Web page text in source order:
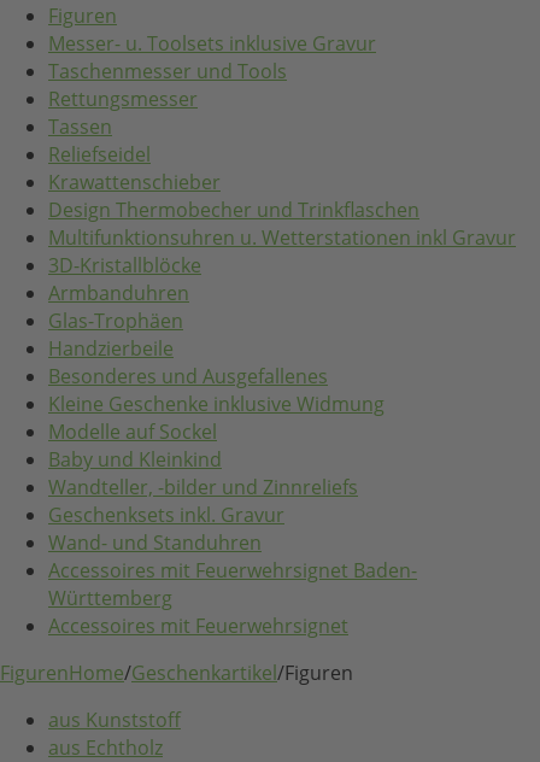
Figuren
Messer- u. Toolsets inklusive Gravur
Taschenmesser und Tools
Rettungsmesser
Tassen
Reliefseidel
Krawattenschieber
Design Thermobecher und Trinkflaschen
Multifunktionsuhren u. Wetterstationen inkl Gravur
3D-Kristallblöcke
Armbanduhren
Glas-Trophäen
Handzierbeile
Besonderes und Ausgefallenes
Kleine Geschenke inklusive Widmung
Modelle auf Sockel
Baby und Kleinkind
Wandteller, -bilder und Zinnreliefs
Geschenksets inkl. Gravur
Wand- und Standuhren
Accessoires mit Feuerwehrsignet Baden-
Württemberg
Accessoires mit Feuerwehrsignet
FigurenHome/Geschenkartikel/Figuren
aus Kunststoff
aus Echtholz